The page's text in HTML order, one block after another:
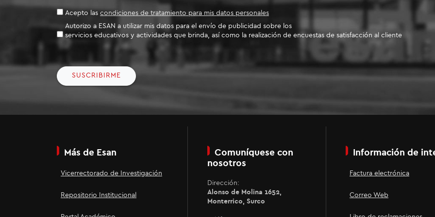
Acepto las condiciones de tratamiento para mis datos personales
Autorizo a ESAN a utilizar mis datos para el envío de publicidad sobre los
servicios educativos y actividades que brinda, así como la realización de encuestas de satisfacción al cliente
SUSCRIBIRME
Más de Esan
Vicerrectorado de Investigación
Repositorio Institucional
Comuníquese con
nosotros
Dirección:
Alonso de Molina 1652,
Monterrico, Surco
Información de
Factura electrónica
Correo Web